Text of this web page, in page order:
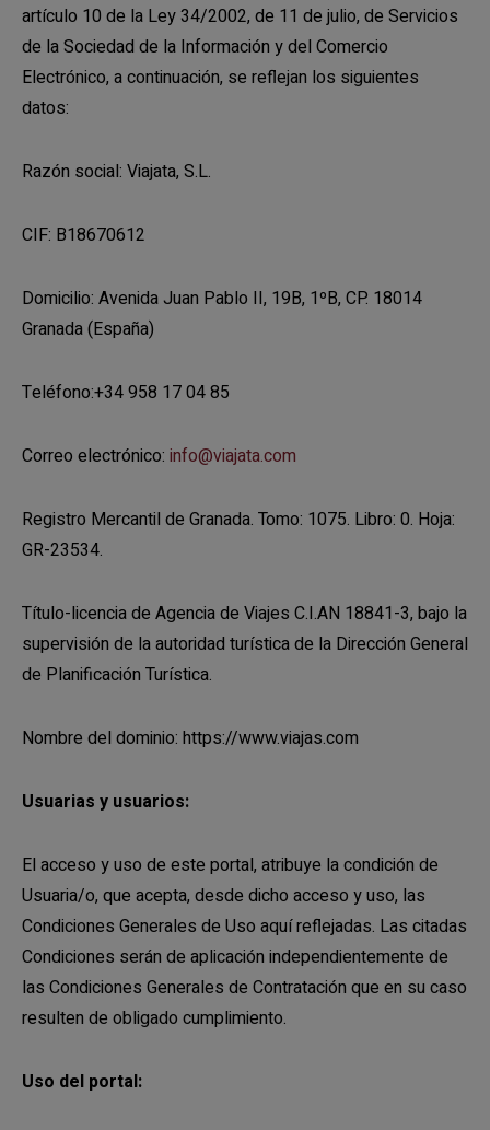
artículo 10 de la Ley 34/2002, de 11 de julio, de Servicios
de la Sociedad de la Información y del Comercio
Electrónico, a continuación, se reflejan los siguientes
datos:
Razón social: Viajata, S.L.
CIF: B18670612
Domicilio: Avenida Juan Pablo II, 19B, 1ºB, CP. 18014
Granada (España)
Teléfono:+34 958 17 04 85
Correo electrónico: info@viajata.com
Registro Mercantil de Granada. Tomo: 1075. Libro: 0. Hoja:
GR-23534.
Título-licencia de Agencia de Viajes C.I.AN 18841-3, bajo la
supervisión de la autoridad turística de la Dirección General
de Planificación Turística.
Nombre del dominio: https://www.viajas.com
Usuarias y usuarios:
El acceso y uso de este portal, atribuye la condición de
Usuaria/o, que acepta, desde dicho acceso y uso, las
Condiciones Generales de Uso aquí reflejadas. Las citadas
Condiciones serán de aplicación independientemente de
las Condiciones Generales de Contratación que en su caso
resulten de obligado cumplimiento.
Uso del portal: